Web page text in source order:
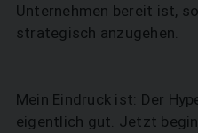
Unternehmen bereit ist,
strategisch anzugehen.
Mein Eindruck ist: Der
eigentlich gut. Jetzt